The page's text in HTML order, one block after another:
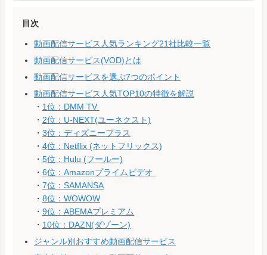
目次
動画配信サービス人気ランキング21社比較一覧
動画配信サービス(VOD)とは
動画配信サービスを選ぶ7つのポイント
動画配信サービス人気TOP10の特徴を解説
・ 1位：DMM TV
・ 2位：U-NEXT(ユーネクスト)
・ 3位：ディズニープラス
・ 4位：Netflix (ネットフリックス)
・ 5位：Hulu (フールー)
・ 6位：Amazonプライムビデオ
・ 7位：SAMANSA
・ 8位：WOWOW
・ 9位：ABEMAプレミアム
・ 10位：DAZN(ダゾーン)
ジャンル別おすすめ動画配信サービス